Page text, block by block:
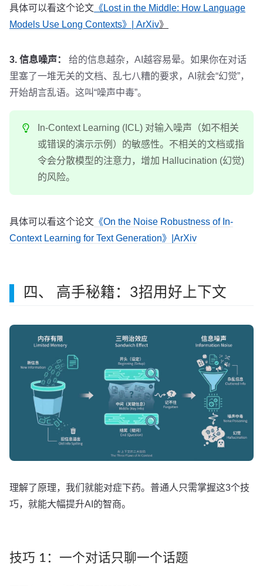
具体可以看这个论文 《Lost in the Middle: How Language
Models Use Long Contexts》| ArXiv》
3. 信息噪声：
给的信息越杂，AI越容易晕。如果你在对话
里塞了一堆无关的文档、乱七八糟的要求，AI就会“幻觉”，
开始胡言乱语。这叫“噪声中毒”。
In-Context Learning (ICL) 对输入噪声（如不相关
或错误的演示示例）的敏感性。不相关的文档或指
令会分散模型的注意力，增加 Hallucination (幻觉)
的风险。
具体可以看这个论文 《On the Noise Robustness of In-
Context Learning for Text Generation》|ArXiv
四、 高手秘籍：3招用好上下文
理解了原理，我们就能对症下药。普通人只需掌握这3个技
巧，就能大幅提升AI的智商。
技巧 1：一个对话只聊一个话题